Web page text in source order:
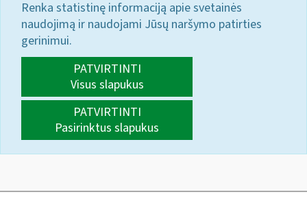
Renka statistinę informaciją apie svetainės
naudojimą ir naudojami Jūsų naršymo patirties
gerinimui.
PATVIRTINTI
Visus slapukus
PATVIRTINTI
Pasirinktus slapukus